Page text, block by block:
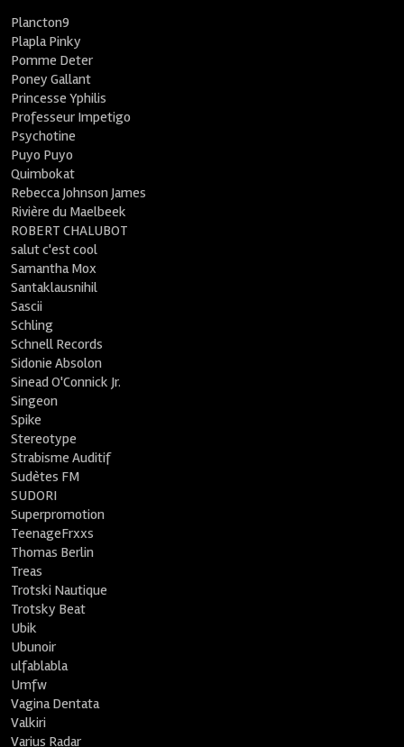
Plancton9
Plapla Pinky
Pomme Deter
Poney Gallant
Princesse Yphilis
Professeur Impetigo
Psychotine
Puyo Puyo
Quimbokat
Rebecca Johnson James
Rivière du Maelbeek
ROBERT CHALUBOT
salut c'est cool
Samantha Mox
Santaklausnihil
Sascii
Schling
Schnell Records
Sidonie Absolon
Sinead O'Connick Jr.
Singeon
Spike
Stereotype
Strabisme Auditif
Sudètes FM
SUDORI
Superpromotion
TeenageFrxxs
Thomas Berlin
Treas
Trotski Nautique
Trotsky Beat
Ubik
Ubunoir
ulfablabla
Umfw
Vagina Dentata
Valkiri
Varius Radar